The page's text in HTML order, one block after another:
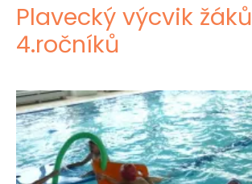
Plavecký výcvik žáků
4.ročníků